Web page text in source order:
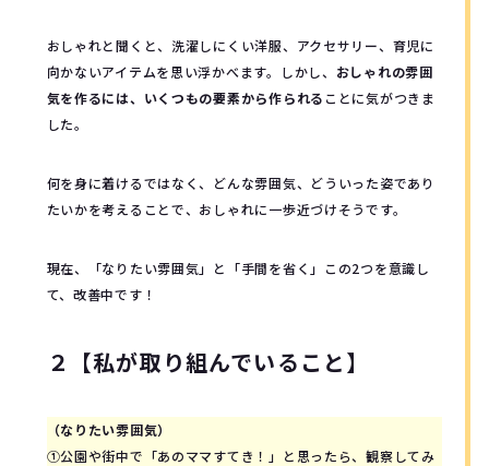
おしゃれと聞くと、洗濯しにくい洋服、アクセサリー、育児に
向かないアイテムを思い浮かべます。しかし、 おしゃれの雰囲
気を作るには、いくつもの要素から作られる ことに気がつきま
した。
何を身に着けるではなく、どんな雰囲気、どういった姿であり
たいかを考えることで、おしゃれに一歩近づけそうです。
現在、「なりたい雰囲気」と「手間を省く」この2つを意識し
て、改善中です！
２【私が取り組んでいること】
（なりたい雰囲気）
①公園や街中で「あのママすてき！」と思ったら、観察してみ